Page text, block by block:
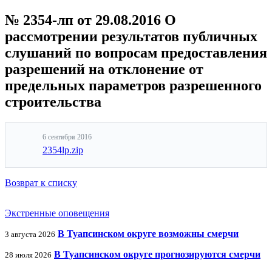
№ 2354-лп от 29.08.2016 О
рассмотрении результатов публичных
слушаний по вопросам предоставления
разрешений на отклонение от
предельных параметров разрешенного
строительства
6 сентября 2016
2354lp.zip
Возврат к списку
Экстренные оповещения
3 августа 2026 В Туапсинском округе возможны смерчи
28 июля 2026 В Туапсинском округе прогнозируются смерчи